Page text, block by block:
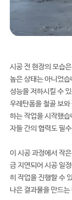
시공 전 현장의 모습
높은 상태는 아니었
성능을 저하시킬 수
우레탄폼을 철골 보
하는 작업을 시작했
자들 간의 협력도 필
이 시공 과정에서 작
금 지연되어 시공 일
히 작업을 진행할 수
나은 결과물을 만드